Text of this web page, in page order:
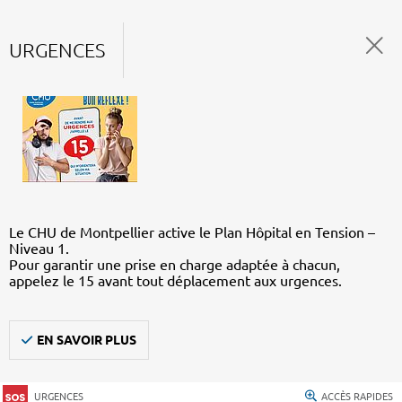
URGENCES
Le CHU de Montpellier active le Plan Hôpital en Tension –
Niveau 1.
Pour garantir une prise en charge adaptée à chacun,
appelez le 15 avant tout déplacement aux urgences.
EN SAVOIR PLUS
URGENCES ACCÈS RAPIDES